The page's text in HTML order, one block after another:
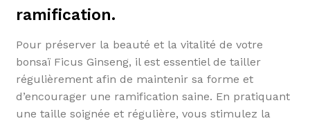
ramification.
Pour préserver la beauté et la vitalité de votre
bonsaï Ficus Ginseng, il est essentiel de tailler
régulièrement afin de maintenir sa forme et
d’encourager une ramification saine. En pratiquant
une taille soignée et régulière, vous stimulez la